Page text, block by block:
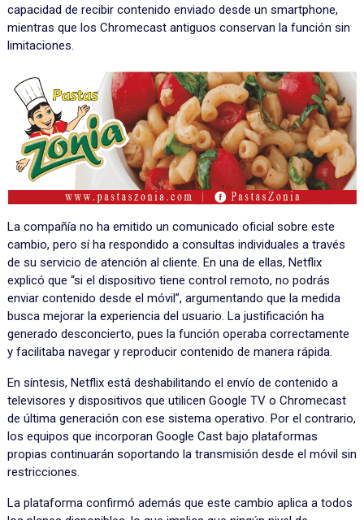
capacidad de recibir contenido enviado desde un smartphone,
mientras que los Chromecast antiguos conservan la función sin
limitaciones.
La compañía no ha emitido un comunicado oficial sobre este
cambio, pero sí ha respondido a consultas individuales a través
de su servicio de atención al cliente. En una de ellas, Netflix
explicó que “si el dispositivo tiene control remoto, no podrás
enviar contenido desde el móvil”, argumentando que la medida
busca mejorar la experiencia del usuario. La justificación ha
generado desconcierto, pues la función operaba correctamente
y facilitaba navegar y reproducir contenido de manera rápida.
En síntesis, Netflix está deshabilitando el envío de contenido a
televisores y dispositivos que utilicen Google TV o Chromecast
de última generación con ese sistema operativo. Por el contrario,
los equipos que incorporan Google Cast bajo plataformas
propias continuarán soportando la transmisión desde el móvil sin
restricciones.
La plataforma confirmó además que este cambio aplica a todos